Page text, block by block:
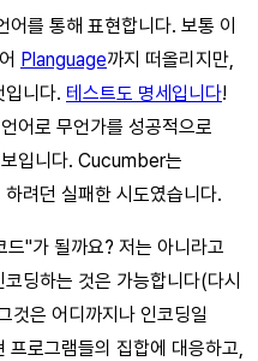
를 통해 표현합니다. 보통 이
Planguage까지 떠올리지만,
입니다. 테스트도 명세입니다!
어로 무언가를 성공적으로
입니다. Cucumber는
려던 실패한 시도였습니다.
"가 될까요? 저는 아니라고
딩하는 것은 가능합니다(다시
것은 어디까지나 인코딩일
로그램들의 집합에 대응하고,